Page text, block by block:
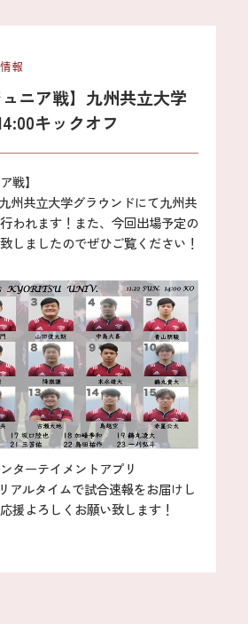
報
ュニア戦】九州共立大学
キックオフ
戦】
州共立大学グラウンドにて九州共
われます！また、今回出場予定の
しましたのでぜひご覧ください！
ターテイメントアプリ
アルタイムで試合速報をお届けし
援よろしくお願い致します！